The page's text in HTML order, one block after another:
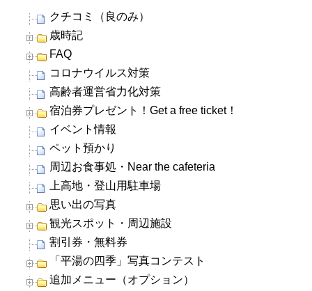
クチコミ（良のみ）
歳時記
FAQ
コロナウイルス対策
高齢者運営省力化対策
宿泊券プレゼント！Get a free ticket！
イベント情報
ペット預かり
周辺お食事処・Near the cafeteria
上高地・登山用駐車場
思い出の写真
観光スポット・周辺施設
割引券・無料券
「平湯の四季」写真コンテスト
追加メニュー（オプション）